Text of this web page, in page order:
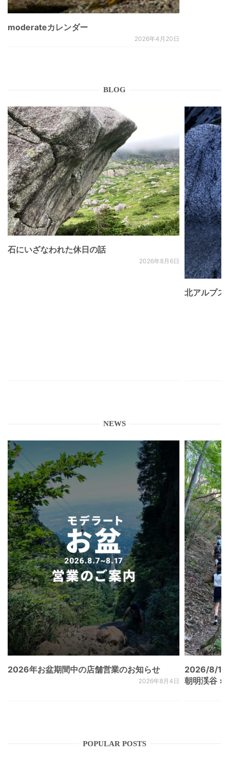
moderateカレンダー
2026年4月20日
BLOG
石にいざなわれた休日の話
2026年8月6日
北アルプ
NEWS
2026年お盆期間中の店舗営業のお知らせ
2026年8月4日
2026/8/
朝明渓谷 ×
POPULAR POSTS